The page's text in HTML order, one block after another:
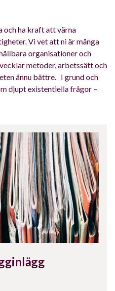
och ha kraft att värna
Vi vet att ni är många
organisationer och
metoder, arbetssätt och
ännu bättre. I grund och
djupt existentiella frågor –